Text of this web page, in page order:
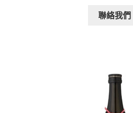
聯絡我們